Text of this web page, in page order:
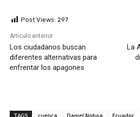
Post Views: 297
Artículo anterior
Los ciudadanos buscan
diferentes alternativas para
enfrentar los apagones
La
TAGS cuenca Daniel Noboa Ecuador